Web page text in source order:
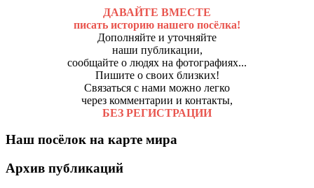
ДАВАЙТЕ ВМЕСТЕ
писать историю нашего посёлка!
Дополняйте и уточняйте
наши публикации,
сообщайте о людях на фотографиях...
Пишите о своих близких!
Связаться с нами можно легко
через комментарии и контакты,
БЕЗ РЕГИСТРАЦИИ
Наш посёлок на карте мира
Архив публикаций